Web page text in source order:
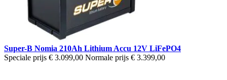
Super-B Nomia 210Ah Lithium Accu 12V LiFePO4
Speciale prijs € 3.099,00 Normale prijs € 3.399,00